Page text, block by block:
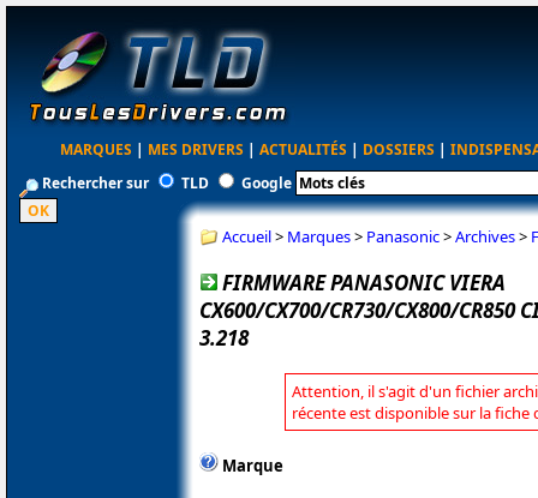
MARQUES | MES DRIVERS | ACTUALITÉS | DOSSIERS |
Rechercher sur
TLD Google
Accueil> Marques> Panasonic>Archives>
FIRMWARE PANASONIC VIERA
CX600/CX700/CR730/CX800/CR850
3.218
Attention, il s'agit d'un fichier
récente est disponible sur la fiche
Marque